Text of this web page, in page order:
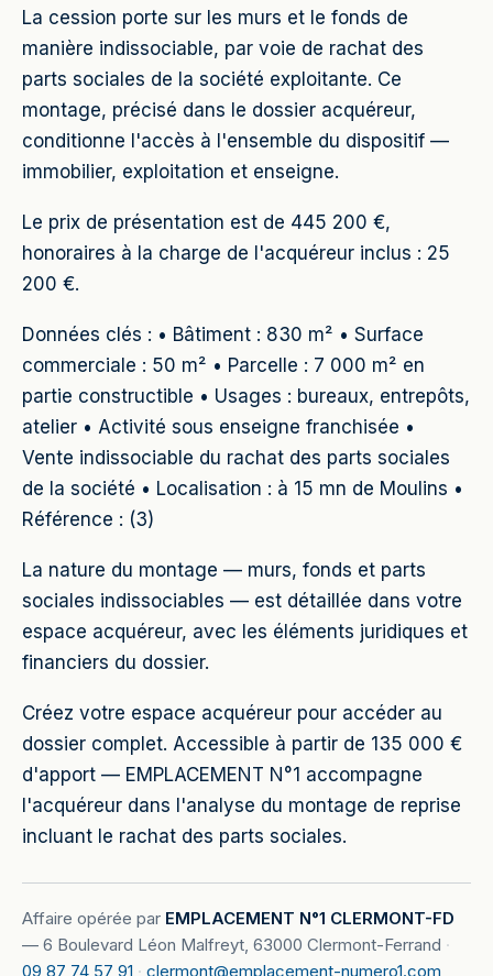
La cession porte sur les murs et le fonds de
manière indissociable, par voie de rachat des
parts sociales de la société exploitante. Ce
montage, précisé dans le dossier acquéreur,
conditionne l'accès à l'ensemble du dispositif —
immobilier, exploitation et enseigne.
Le prix de présentation est de 445 200 €,
honoraires à la charge de l'acquéreur inclus : 25
200 €.
Données clés : • Bâtiment : 830 m² • Surface
commerciale : 50 m² • Parcelle : 7 000 m² en
partie constructible • Usages : bureaux, entrepôts,
atelier • Activité sous enseigne franchisée •
Vente indissociable du rachat des parts sociales
de la société • Localisation : à 15 mn de Moulins •
Référence : (3)
La nature du montage — murs, fonds et parts
sociales indissociables — est détaillée dans votre
espace acquéreur, avec les éléments juridiques et
financiers du dossier.
Créez votre espace acquéreur pour accéder au
dossier complet. Accessible à partir de 135 000 €
d'apport — EMPLACEMENT N°1 accompagne
l'acquéreur dans l'analyse du montage de reprise
incluant le rachat des parts sociales.
Affaire opérée par EMPLACEMENT N°1 CLERMONT-FD
— 6 Boulevard Léon Malfreyt, 63000 Clermont-Ferrand ·
09 87 74 57 91 · clermont@emplacement-numero1.com